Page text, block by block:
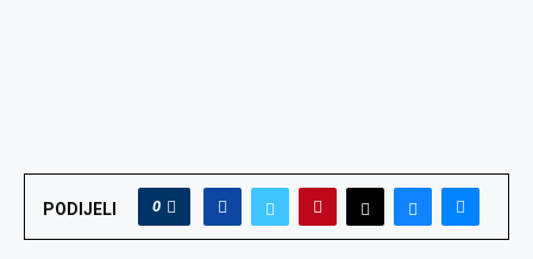
PODIJELI 0